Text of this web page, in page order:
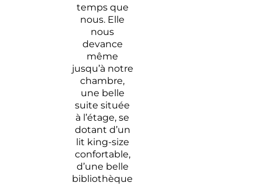
temps que
nous. Elle
nous
devance
même
jusqu’à notre
chambre,
une belle
suite située
à l’étage, se
dotant d’un
lit king-size
confortable,
d’une belle
bibliothèque